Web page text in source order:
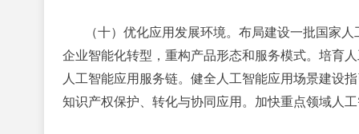
（十）优化应用发展环境。 布局建设一批国家人
企业智能化转型，重构产品形态和服务模式。培育
人工智能应用服务链。健全人工智能应用场景建设
知识产权保护、转化与协同应用。加快重点领域人